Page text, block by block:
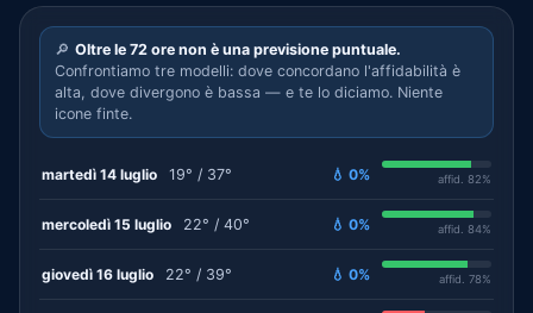
🔎 Oltre le 72 ore non è una previsione puntuale.
Confrontiamo tre modelli: dove concordano l'affidabilità è
alta, dove divergono è bassa — e te lo diciamo. Niente
icone finte.
martedì 14 luglio 19° / 37° 💧 0% affid. 82%
mercoledì 15 luglio 22° / 40° 💧 0% affid. 84%
giovedì 16 luglio 22° / 39° 💧 0% affid. 78%